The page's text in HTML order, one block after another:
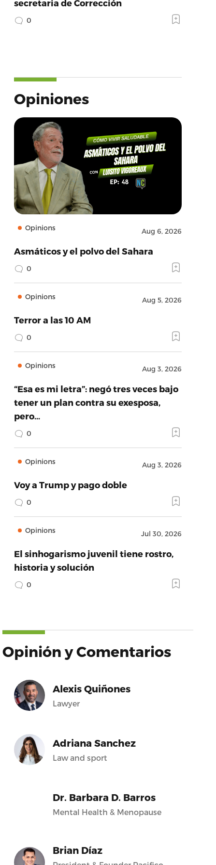
secretaria de Corrección
0
Opiniones
Opinions Aug 6, 2026
Asmáticos y el polvo del Sahara
0
Opinions Aug 5, 2026
Terror a las 10 AM
0
Opinions Aug 3, 2026
“Esa es mi letra”: negó tres veces bajo
tener un plan contra su exesposa,
pero…
0
Opinions Aug 3, 2026
Voy a Trump y pago doble
0
Opinions Jul 30, 2026
El sinhogarismo juvenil tiene rostro,
historia y solución
0
Opinión y Comentarios
Alexis Quiñones
Lawyer
Adriana Sanchez
Law and sport
Dr. Barbara D. Barros
Mental Health & Menopause
Brian Díaz